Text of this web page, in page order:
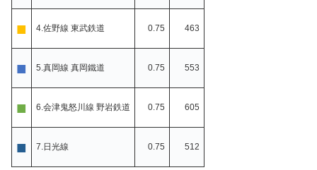
■ 4.佐野線 東武鉄道 0.75 463
■ 5.真岡線 真岡鐵道 0.75 553
■ 6.会津鬼怒川線 野岩鉄道 0.75 605
■ 7.日光線 0.75 512